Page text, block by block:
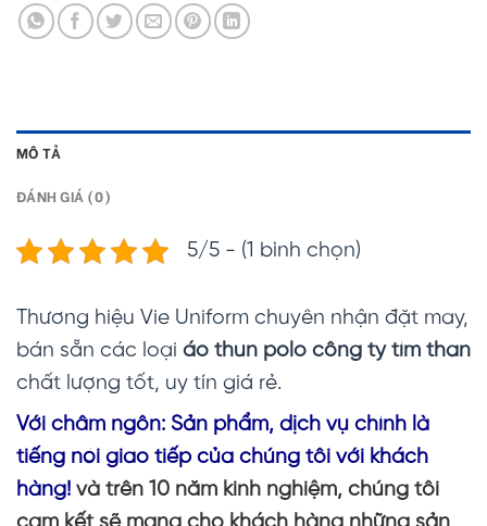
MÔ TẢ
ĐÁNH GIÁ (0)
5/5 - (1 bình chọn)
Thương hiệu Vie Uniform chuyên nhận đặt may,
bán sẵn các loại áo thun polo công ty tím than
chất lượng tốt, uy tín giá rẻ.
Với châm ngôn: Sản phẩm, dịch vụ chính là
tiếng nói giao tiếp của chúng tôi với khách
hàng! và trên 10 năm kinh nghiệm, chúng tôi